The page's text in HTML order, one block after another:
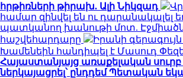
հրթիռների թիրախ. Ալի Նիկզադ
համար զինվել են ու դարանակալել
պատկանող խանութի մոտ.
հաշվեհարդարը
Իրանի
Խամենեին հանդիպել է Մասուդ
Հայաստանյայց առաքելական սուրբ
ներկայացրել՝ ընդդեմ Պետական